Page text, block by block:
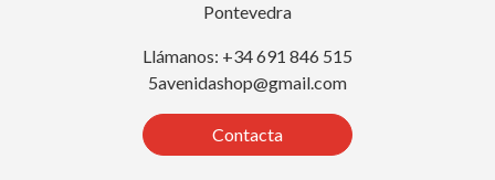
Pontevedra
Llámanos: +34 691 846 515
5avenidashop@gmail.com
Contacta